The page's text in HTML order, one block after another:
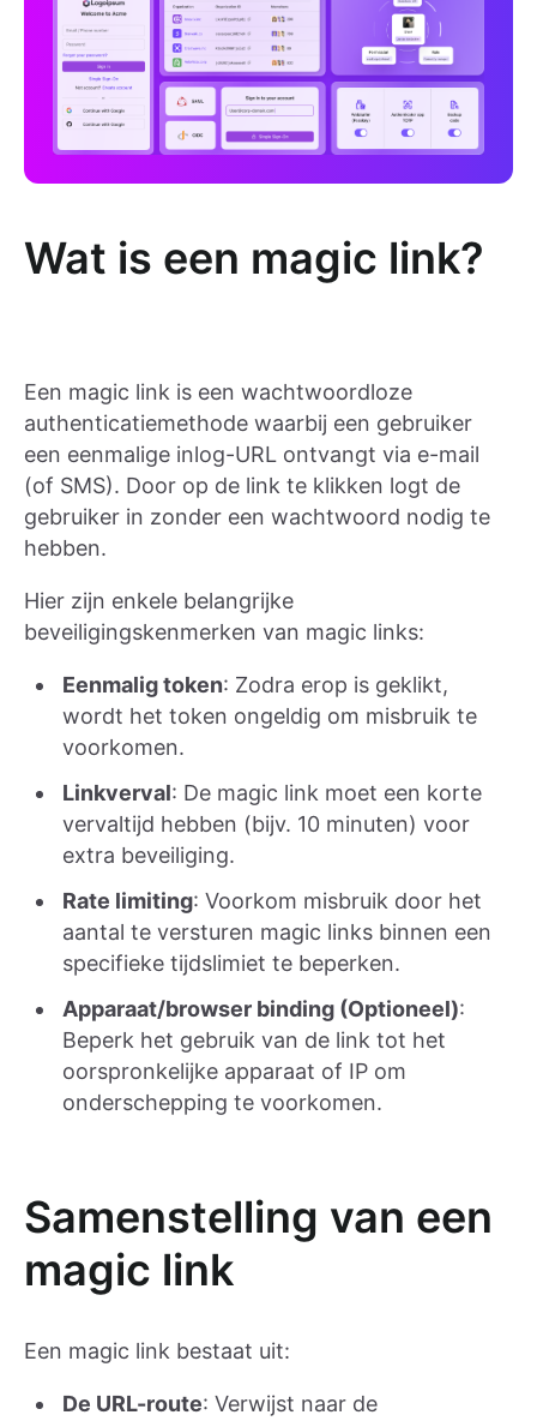
Wat is een magic link?
Een magic link is een wachtwoordloze
authenticatiemethode waarbij een gebruiker
een eenmalige inlog-URL ontvangt via e-mail
(of SMS). Door op de link te klikken logt de
gebruiker in zonder een wachtwoord nodig te
hebben.
Hier zijn enkele belangrijke
beveiligingskenmerken van magic links:
Eenmalig token: Zodra erop is geklikt,
wordt het token ongeldig om misbruik te
voorkomen.
Linkverval: De magic link moet een korte
vervaltijd hebben (bijv. 10 minuten) voor
extra beveiliging.
Rate limiting: Voorkom misbruik door het
aantal te versturen magic links binnen een
specifieke tijdslimiet te beperken.
Apparaat/browser binding (Optioneel):
Beperk het gebruik van de link tot het
oorspronkelijke apparaat of IP om
onderschepping te voorkomen.
Samenstelling van een
magic link
Een magic link bestaat uit:
De URL-route: Verwijst naar de